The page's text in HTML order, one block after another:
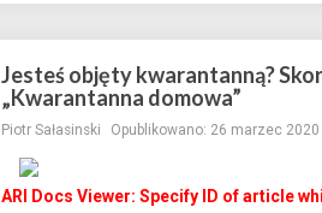
Jesteś objęty kwarantanną?
„Kwarantanna domowa”
Piotr Sałasinski Opublikowano: 26 marzec 2020
ARI Docs Viewer: Specify ID of article